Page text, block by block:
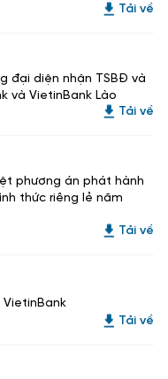
Tải về
đại diện nhận TSBĐ và
và VietinBank Lào
Tải về
phương án phát hành
thức riêng lẻ năm
Tải về
Tải về